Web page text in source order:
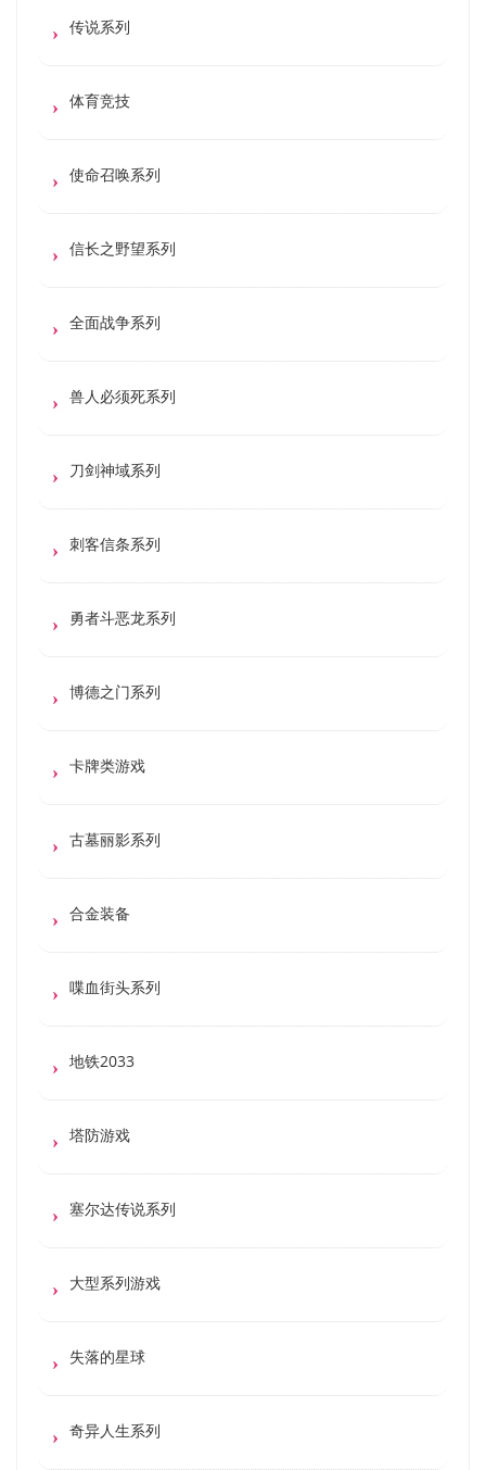
传说系列
体育竞技
使命召唤系列
信长之野望系列
全面战争系列
兽人必须死系列
刀剑神域系列
刺客信条系列
勇者斗恶龙系列
博德之门系列
卡牌类游戏
古墓丽影系列
合金装备
喋血街头系列
地铁2033
塔防游戏
塞尔达传说系列
大型系列游戏
失落的星球
奇异人生系列